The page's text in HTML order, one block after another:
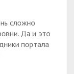
сложно
Да и это
портала